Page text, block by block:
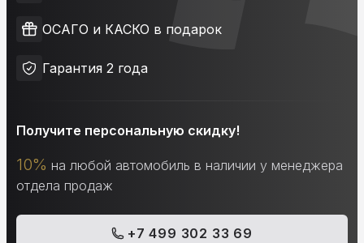
ОСАГО и КАСКО в подарок
Гарантия 2 года
Получите персональную скидку!
10% на любой автомобиль в наличии у менеджера
отдела продаж
+7 499 302 33 69